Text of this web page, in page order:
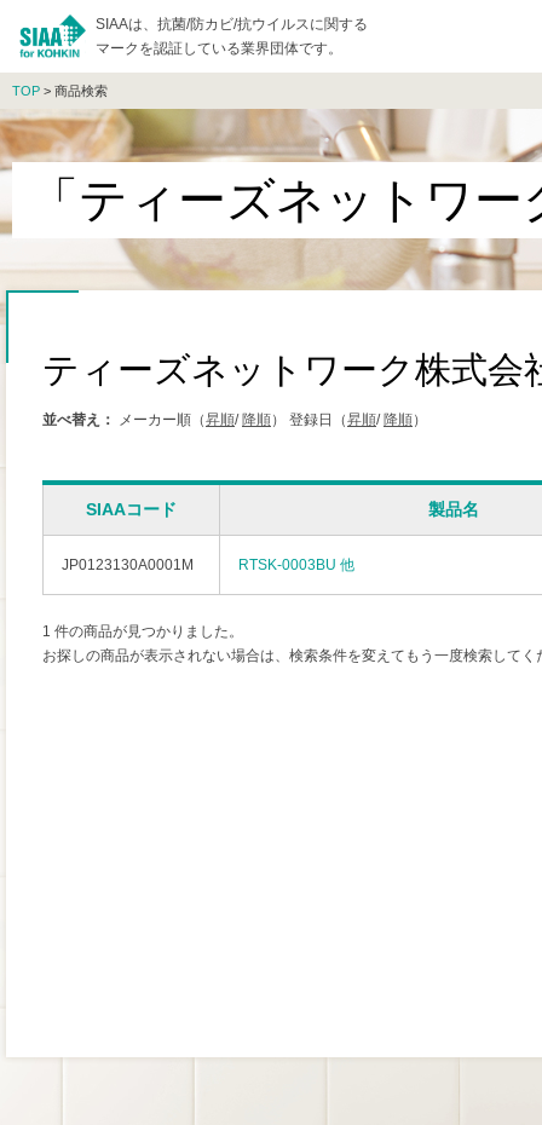
SIAAは、抗菌/防カビ/抗ウイルスに関する
マークを認証している業界団体です。
TOP > 商品検索
「ティーズネットワ
ティーズネットワーク株式会
並べ替え： メーカー順（昇順/ 降順） 登録日（昇順/ 降順）
SIAAコード 製品名
JP0123130A0001M RTSK-0003BU 他
1 件の商品が見つかりました。
お探しの商品が表示されない場合は、検索条件を変えてもう一度検索してく